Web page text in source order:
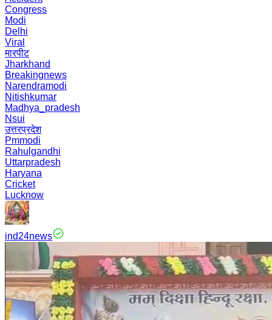
Congress
Modi
Delhi
Viral
मारपीट
Jharkhand
Breakingnews
Narendramodi
Nitishkumar
Madhya_pradesh
Nsui
उत्तरप्रदेश
Pmmodi
Rahulgandhi
Uttarpradesh
Haryana
Cricket
Lucknow
ind24news